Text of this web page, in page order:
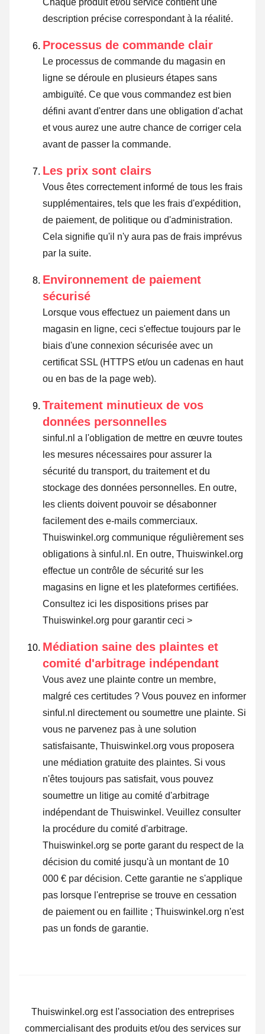
description précise correspondant à la réalité.
Processus de commande clair
Le processus de commande du magasin en
ligne se déroule en plusieurs étapes sans
ambiguïté. Ce que vous commandez est bien
défini avant d'entrer dans une obligation d'achat
et vous aurez une autre chance de corriger cela
avant de passer la commande.
Les prix sont clairs
Vous êtes correctement informé de tous les frais
supplémentaires, tels que les frais d'expédition,
de paiement, de politique ou d'administration.
Cela signifie qu'il n'y aura pas de frais imprévus
par la suite.
Environnement de paiement
sécurisé
Lorsque vous effectuez un paiement dans un
magasin en ligne, ceci s'effectue toujours par le
biais d'une connexion sécurisée avec un
certificat SSL (HTTPS et/ou un cadenas en haut
ou en bas de la page web).
Traitement minutieux de vos
données personnelles
sinful.nl a l'obligation de mettre en œuvre toutes
les mesures nécessaires pour assurer la
sécurité du transport, du traitement et du
stockage des données personnelles. En outre,
les clients doivent pouvoir se désabonner
facilement des e-mails commerciaux.
Thuiswinkel.org communique régulièrement ses
obligations à sinful.nl. En outre, Thuiswinkel.org
effectue un contrôle de sécurité sur les
magasins en ligne et les plateformes certifiées.
Consultez ici les dispositions prises par
Thuiswinkel.org pour garantir ceci >
Médiation saine des plaintes et
comité d'arbitrage indépendant
Vous avez une plainte contre un membre,
malgré ces certitudes ? Vous pouvez en informer
sinful.nl directement ou soumettre une plainte. Si
vous ne parvenez pas à une solution
satisfaisante, Thuiswinkel.org vous proposera
une médiation gratuite des plaintes. Si vous
n'êtes toujours pas satisfait, vous pouvez
soumettre un litige au comité d'arbitrage
indépendant de Thuiswinkel. Veuillez consulter
la procédure du comité d'arbitrage.
Thuiswinkel.org se porte garant du respect de la
décision du comité jusqu'à un montant de 10
000 € par décision. Cette garantie ne s'applique
pas lorsque l'entreprise se trouve en cessation
de paiement ou en faillite ; Thuiswinkel.org n'est
pas un fonds de garantie.
Thuiswinkel.org est l'association des entreprises
commercialisant des produits et/ou des services sur